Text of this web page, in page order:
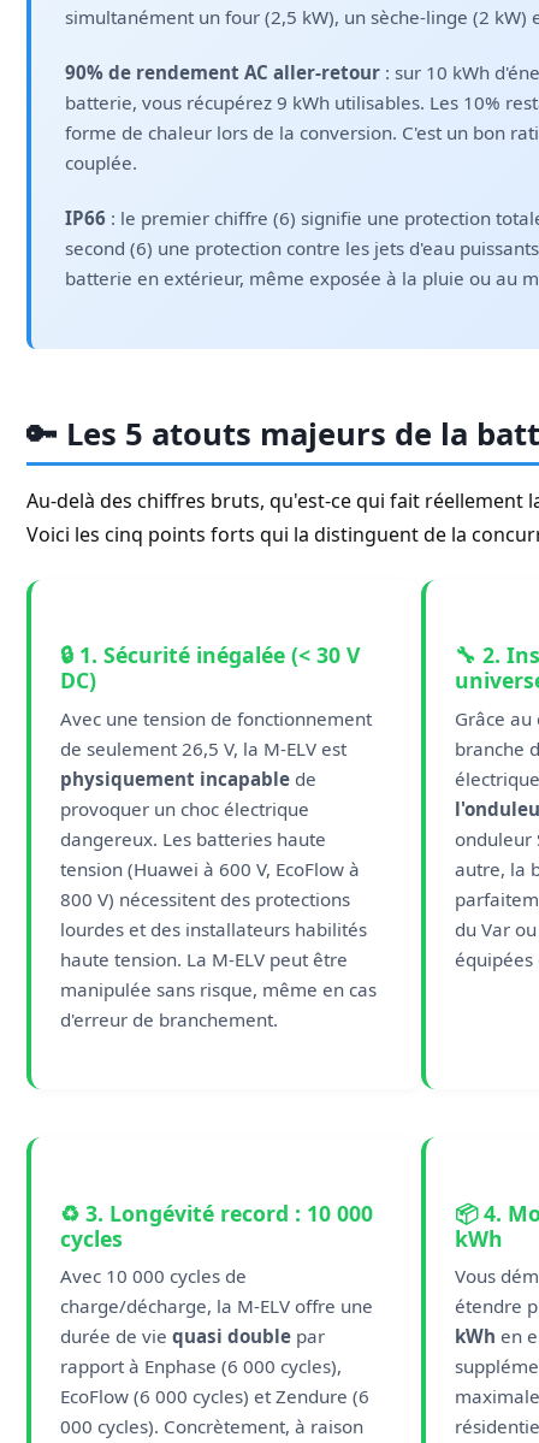
simultanément un four (2,5 kW), un sèche-linge (2 kW)
90% de rendement AC aller-retour : sur 10 kWh
batterie, vous récupérez 9 kWh utilisables. Les 10%
forme de chaleur lors de la conversion. C'est un bon
couplée.
IP66 : le premier chiffre (6) signifie une protection
second (6) une protection contre les jets d'eau
batterie en extérieur, même exposée à la pluie ou au
🔑 Les 5 atouts majeurs de la
Au-delà des chiffres bruts, qu'est-ce qui fait réellement
Voici les cinq points forts qui la distinguent de la
🔒 1. Sécurité inégalée (< 30 V
DC)
Avec une tension de fonctionnement
de seulement 26,5 V, la M-ELV est
physiquement incapable de
provoquer un choc électrique
dangereux. Les batteries haute
tension (Huawei à 600 V, EcoFlow à
800 V) nécessitent des protections
lourdes et des installateurs habilités
haute tension. La M-ELV peut être
manipulée sans risque, même en cas
d'erreur de branchement.
🔧 2.
Grâce au
branche
onduleur
autre, la
du Var
équipées
♻️ 3. Longévité record : 10 000
cycles
Avec 10 000 cycles de
charge/décharge, la M-ELV offre une
durée de viequasi double par
rapport à Enphase (6 000 cycles),
EcoFlow (6 000 cycles) et Zendure (6
000 cycles). Concrètement, à raison
📦 4.
kWh
Vous
étendre
kWh en